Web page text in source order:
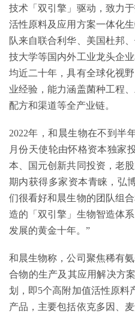
技术「双引擎」驱动，致力
活性原料及应用方案一体化
队来自联合利华、美国杜邦
技大学等国内外工业龙头企
均近二十年，具有全球化视
业经验，能力涵盖菌种工程
配方和渠道等全产业链。
2022年，和晨生物在不到半
月份天使轮由怀格资本独家
本、国元创新共同投资，老
期内获得多家资本青睐，弘
们很看好和晨生物的团队组
造的「双引擎」生物智造体
发展的黄金十年。”
和晨生物称，公司聚焦稀有
合物的生产及其应用解决方
划，即5个高附加值活性原料
产品，主要包括依克多因、